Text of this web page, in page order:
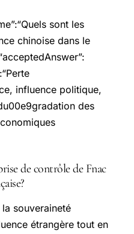
sont les
chinoise dans le
influence politique,
des
de contrôle de Fnac
souveraineté
étrangère tout en